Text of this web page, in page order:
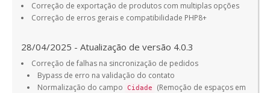
Correção de exportação de produtos com multiplas opções
Correção de erros gerais e compatibilidade PHP8+
28/04/2025 - Atualização de versão 4.0.3
Correção de falhas na sincronização de pedidos
Bypass de erro na validação do contato
Normalização do campo
Cidade
(Remoção de espaços em